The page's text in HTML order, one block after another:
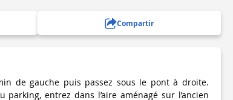
Compartir
de gauche puis passez sous le pont à droite.
parking, entrez dans l’aire aménagé sur l’ancien